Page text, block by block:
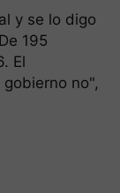
y se lo digo
195
El
no",